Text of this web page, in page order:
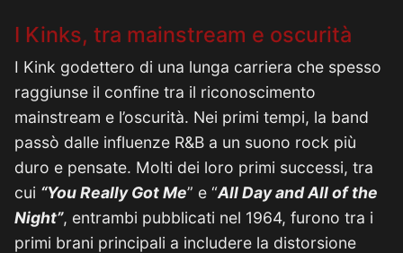
I Kinks, tra mainstream e oscurità
I Kink godettero di una lunga carriera che spesso
raggiunse il confine tra il riconoscimento
mainstream e l’oscurità. Nei primi tempi, la band
passò dalle influenze R&B a un suono rock più
duro e pensate. Molti dei loro primi successi, tra
cui “You Really Got Me” e “All Day and All of the
Night”, entrambi pubblicati nel 1964, furono tra i
primi brani principali a includere la distorsione